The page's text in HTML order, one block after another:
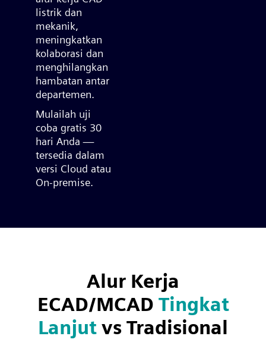
listrik dan
mekanik,
meningkatkan
kolaborasi dan
menghilangkan
hambatan antar
departemen.
Mulailah uji
coba gratis 30
hari Anda —
tersedia dalam
versi Cloud atau
On-premise.
Alur Kerja
ECAD/MCAD Tingkat
Lanjut vs Tradisional